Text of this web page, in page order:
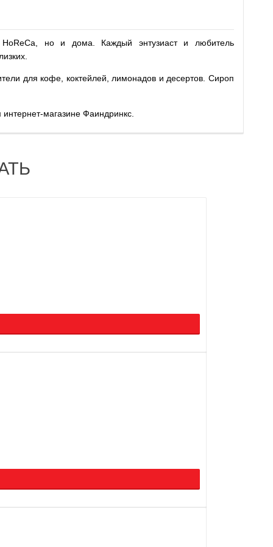
HoReCa, но и дома. Каждый энтузиаст и любитель
для кофе, коктейлей, лимонадов и десертов. Сироп
магазине Фаиндринкс.